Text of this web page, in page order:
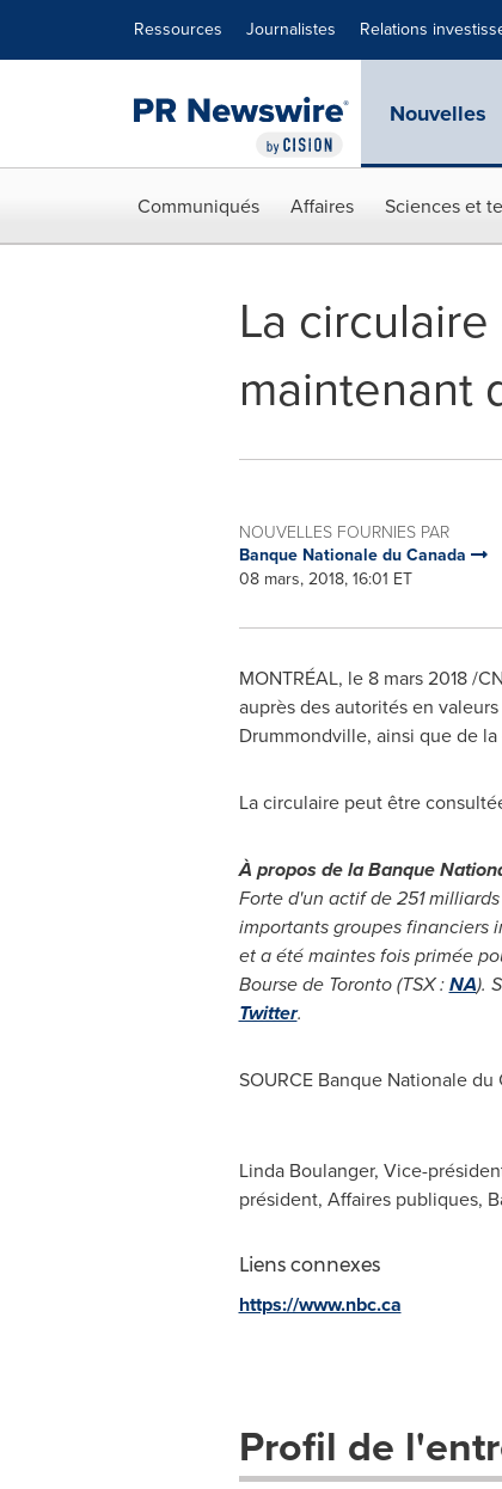
Ressources Journalistes Relations
Nouvelles
Communiqués Affaires Sciences et
La
maintenant
NOUVELLES FOURNIES PAR
Banque Nationale du Canada
08 mars, 2018, 16:01 ET
MONTRÉAL, le 8 mars 2018 /
auprès des autorités en
Drummondville, ainsi que de
La circulaire peut être
À propos de la Banque
Forte d'un actif de 251
importants groupes financiers
et a été maintes fois primée
Bourse de Toronto(TSX :NA).
Twitter.
SOURCE Banque Nationale du
Linda Boulanger, Vice-
président, Affaires publiques,
Liens connexes
https://www.nbc.ca
Profil de